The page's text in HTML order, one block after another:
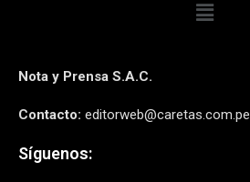
Nota y Prensa S.A.C.
Contacto: editorweb@caretas.com.pe
Síguenos: